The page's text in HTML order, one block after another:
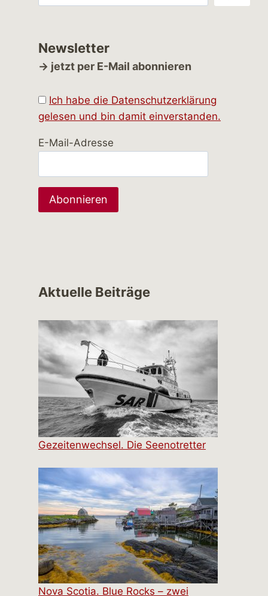
Newsletter
→ jetzt per E-Mail abonnieren
Ich habe die Datenschutzerklärung
gelesen und bin damit einverstanden.
E-Mail-Adresse
Aktuelle Beiträge
Gezeitenwechsel. Die Seenotretter
Nova Scotia. Blue Rocks – zwei